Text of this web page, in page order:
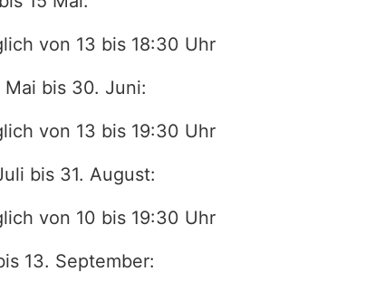
von 13 bis 18:30 Uhr
Mai bis 30. Juni:
von 13 bis 19:30 Uhr
bis 31. August:
von 10 bis 19:30 Uhr
13. September: